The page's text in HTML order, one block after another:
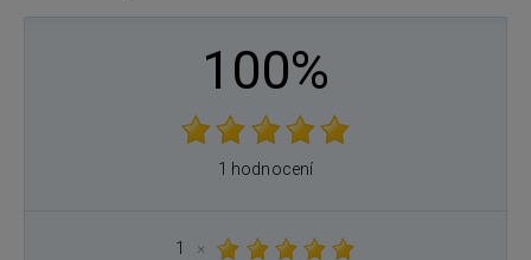
100%
1 hodnocení
1
×